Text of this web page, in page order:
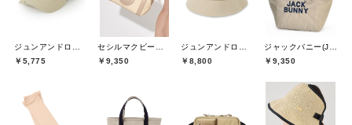
￥5,775
￥9,350
￥8,800
￥9,350